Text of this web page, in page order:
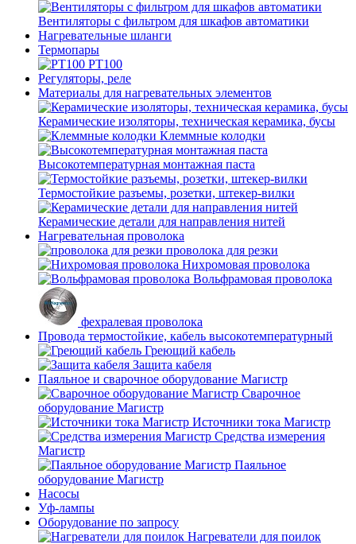
Вентиляторы с фильтром для шкафов автоматики
Нагревательные шланги
Термопары
PT100
Регуляторы, реле
Материалы для нагревательных элементов
Керамические изоляторы, техническая керамика, бусы
Клеммные колодки
Высокотемпературная монтажная паста
Термостойкие разъемы, розетки, штекер-вилки
Керамические детали для направления нитей
Нагревательная проволока
проволока для резки
Нихромовая проволока
Вольфрамовая проволока
фехралевая проволока
Провода термостойкие, кабель высокотемпературный
Греющий кабель
Защита кабеля
Паяльное и сварочное оборудование Магистр
Сварочное
оборудование Магистр
Источники тока Магистр
Средства измерения
Магистр
Паяльное
оборудование Магистр
Насосы
Уф-лампы
Оборудование по запросу
Нагреватели для поилок